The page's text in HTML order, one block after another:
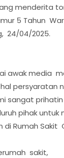
menderita
5 Tahun
24/04/2025.
awak media
persyaratan
sangat
pihak
Rumah Sakit
sakit,